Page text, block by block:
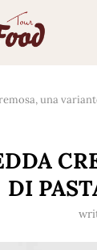
una
DI